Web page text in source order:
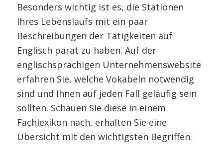
Besonders wichtig ist es, die Stationen
Ihres Lebenslaufs mit ein paar
Beschreibungen der Tätigkeiten auf
Englisch parat zu haben. Auf der
englischsprachigen Unternehmenswebsite
erfahren Sie, welche Vokabeln notwendig
sind und Ihnen auf jeden Fall geläufig sein
sollten. Schauen Sie diese in einem
Fachlexikon nach, erhalten Sie eine
Übersicht mit den wichtigsten Begriffen.